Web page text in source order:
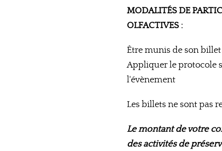
MODALITÉS DE
OLFACTIVES :
Être munis de son
Appliquer le protocole
l'évènement
Les billets ne sont pas
Le montant de votre
des activités de